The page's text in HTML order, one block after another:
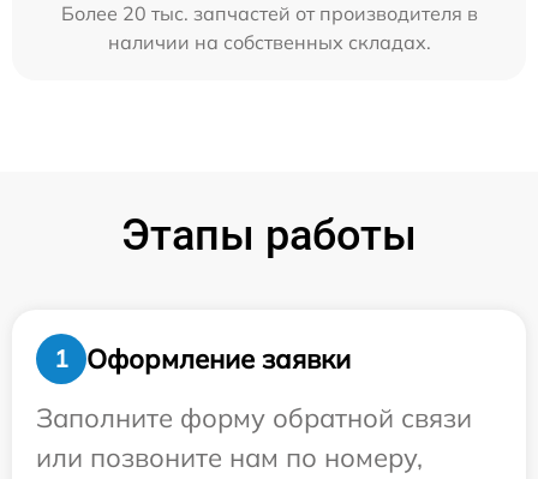
Более 20 тыс. запчастей от производителя в
наличии на собственных складах.
Этапы работы
1
Оформление заявки
Заполните форму обратной связи
или позвоните нам по номеру,